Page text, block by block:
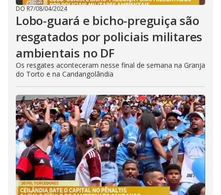
DO R7/08/04/2024
Lobo-guará e bicho-preguiça são
resgatados por policiais militares
ambientais no DF
Os resgates aconteceram nesse final de semana na Granja
do Torto e na Candangolândia